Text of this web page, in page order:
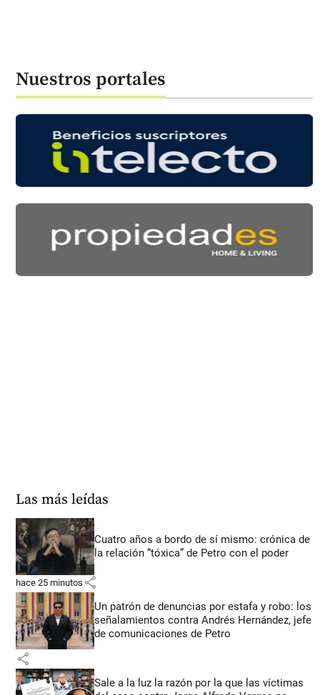
Nuestros portales
Las más leídas
Cuatro años a bordo de sí mismo: crónica de
la relación “tóxica” de Petro con el poder
hace 25 minutos share
Un patrón de denuncias por estafa y robo: los
señalamientos contra Andrés Hernández, jefe
de comunicaciones de Petro
share
Sale a la luz la razón por la que las víctimas